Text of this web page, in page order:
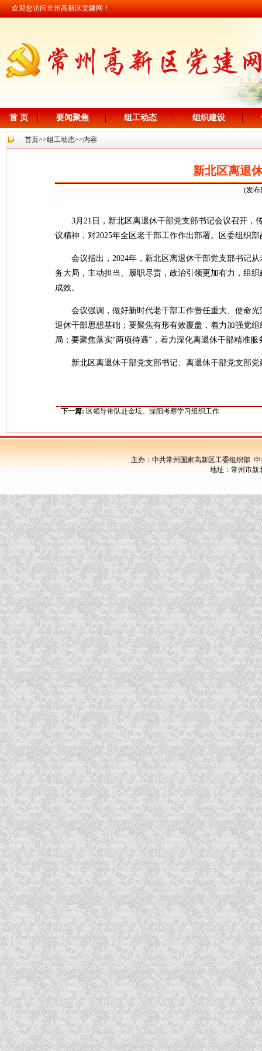
欢迎您访问常州高新区党建网！
首 页 要闻聚焦 组工动态 组织建设
首页>>组工动态>>内容
新北区离退
(发布
3月21日，新北区离退休干部党支部书记会议召开，
议精神，对2025年全区老干部工作作出部署。区委组织
会议指出，2024年，新北区离退休干部党支部书记
务大局，主动担当、履职尽责，政治引领更加有力，组
成效。
会议强调，做好新时代老干部工作责任重大、使命
退休干部思想基础；要聚焦有形有效覆盖，着力加强党
局；要聚焦落实“两项待遇”，着力深化离退休干部精准
新北区离退休干部党支部书记、离退休干部党支部
下一篇: 区领导带队赴金坛、溧阳考察学习组织工作
主办：中共常州国家高新区工委组织部
地址：常州市